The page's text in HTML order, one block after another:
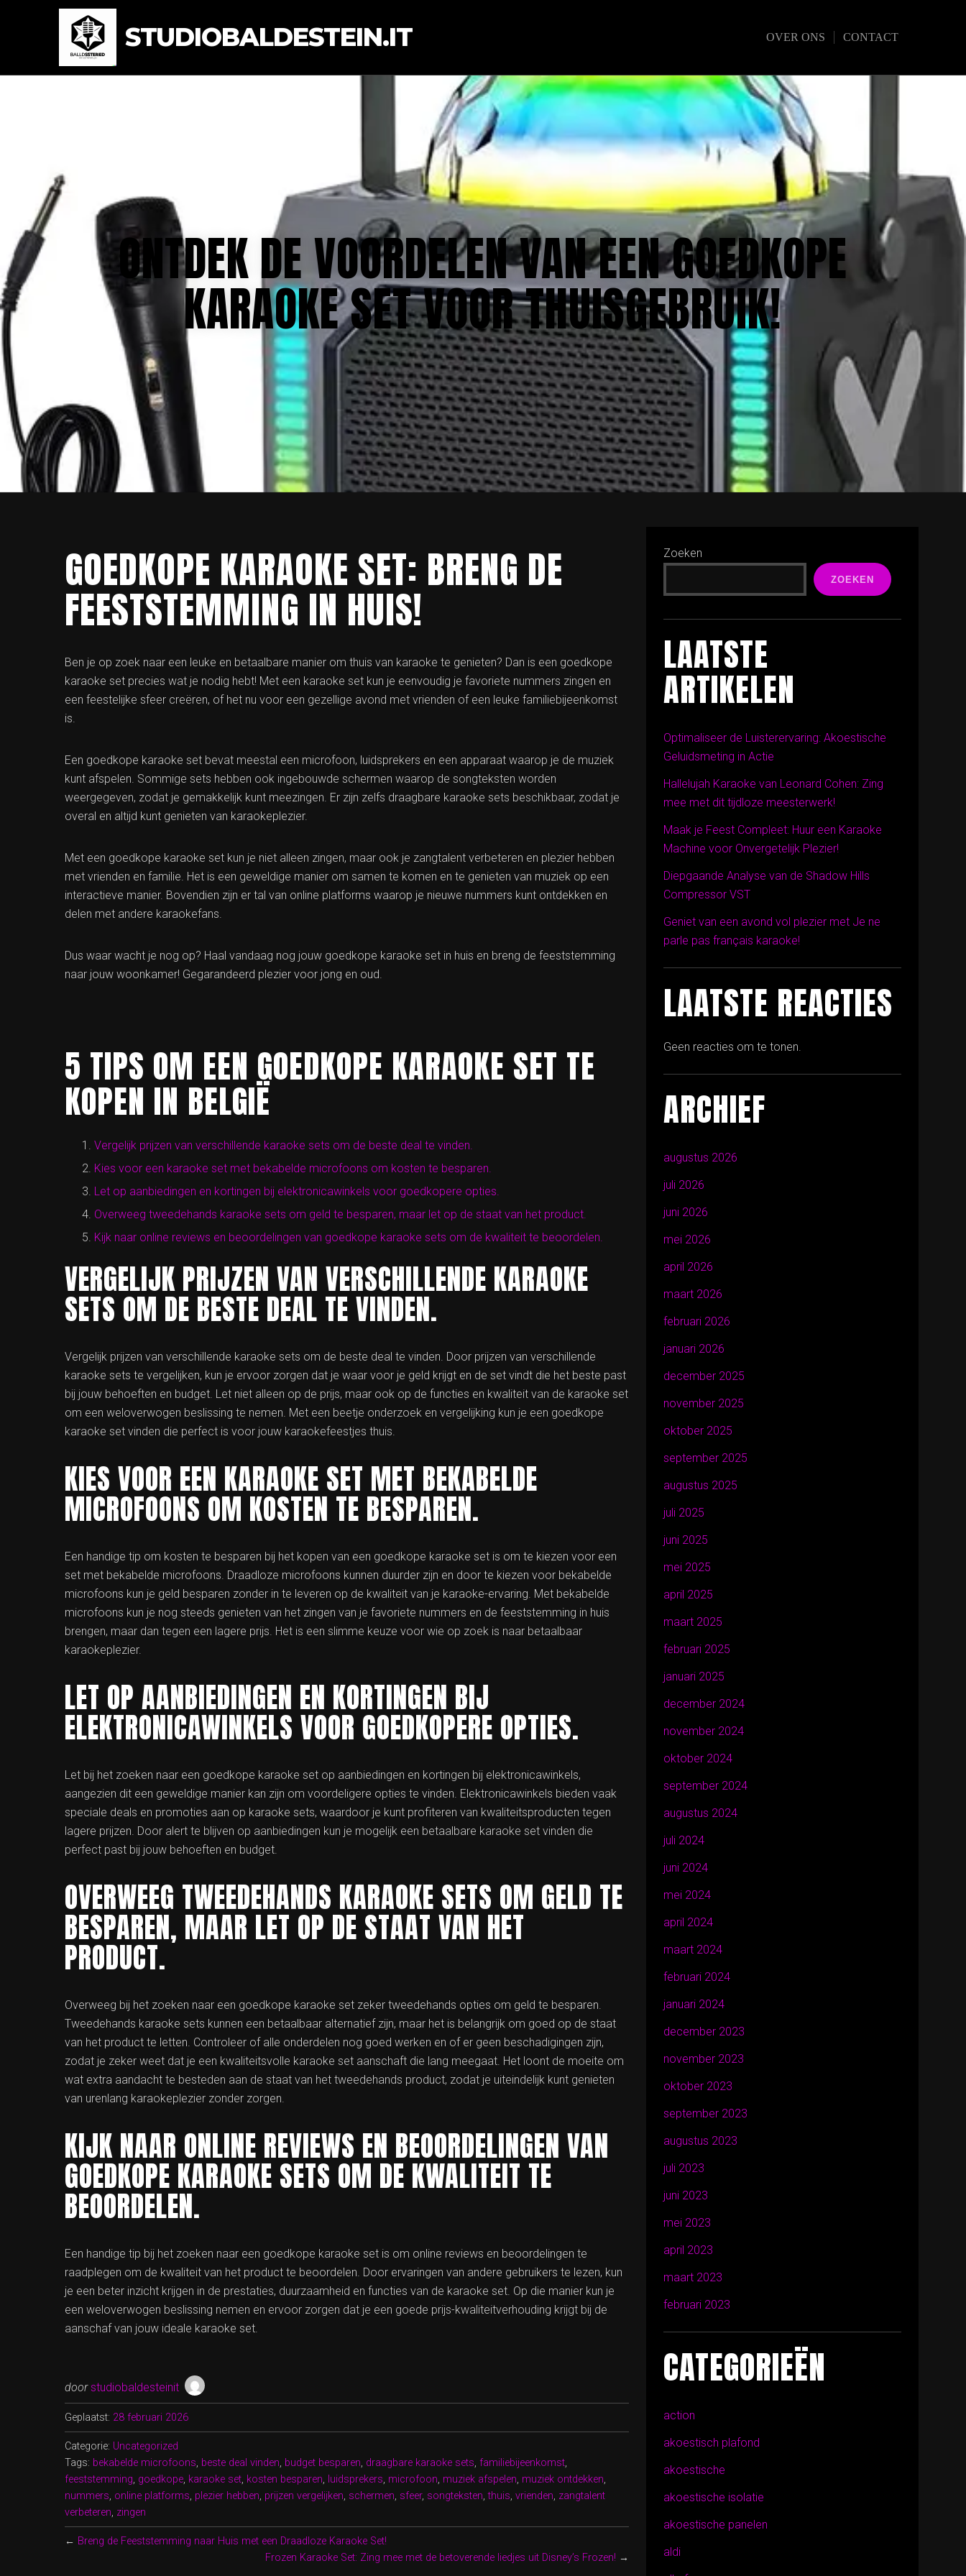
STUDIOBALDESTEIN.IT OVER ONS CONTACT
ONTDEK DE VOORDELEN VAN EEN GOEDKOPE
KARAOKE SET VOOR THUISGEBRUIK!
GOEDKOPE KARAOKE SET: BRENG DE
FEESTSTEMMING IN HUIS!
Ben je op zoek naar een leuke en betaalbare manier om thuis van karaoke te genieten? Dan is een goedkope
karaoke set precies wat je nodig hebt! Met een karaoke set kun je eenvoudig je favoriete nummers zingen en
een feestelijke sfeer creëren, of het nu voor een gezellige avond met vrienden of een leuke familiebijeenkomst
is.
Een goedkope karaoke set bevat meestal een microfoon, luidsprekers en een apparaat waarop je de muziek
kunt afspelen. Sommige sets hebben ook ingebouwde schermen waarop de songteksten worden
weergegeven, zodat je gemakkelijk kunt meezingen. Er zijn zelfs draagbare karaoke sets beschikbaar, zodat je
overal en altijd kunt genieten van karaokeplezier.
Met een goedkope karaoke set kun je niet alleen zingen, maar ook je zangtalent verbeteren en plezier hebben
met vrienden en familie. Het is een geweldige manier om samen te komen en te genieten van muziek op een
interactieve manier. Bovendien zijn er tal van online platforms waarop je nieuwe nummers kunt ontdekken en
delen met andere karaokefans.
Dus waar wacht je nog op? Haal vandaag nog jouw goedkope karaoke set in huis en breng de feeststemming
naar jouw woonkamer! Gegarandeerd plezier voor jong en oud.
5 TIPS OM EEN GOEDKOPE KARAOKE SET TE
KOPEN IN BELGIË
Vergelijk prijzen van verschillende karaoke sets om de beste deal te vinden.
Kies voor een karaoke set met bekabelde microfoons om kosten te besparen.
Let op aanbiedingen en kortingen bij elektronicawinkels voor goedkopere opties.
Overweeg tweedehands karaoke sets om geld te besparen, maar let op de staat van het product.
Kijk naar online reviews en beoordelingen van goedkope karaoke sets om de kwaliteit te beoordelen.
VERGELIJK PRIJZEN VAN VERSCHILLENDE KARAOKE
SETS OM DE BESTE DEAL TE VINDEN.
Vergelijk prijzen van verschillende karaoke sets om de beste deal te vinden. Door prijzen van verschillende
karaoke sets te vergelijken, kun je ervoor zorgen dat je waar voor je geld krijgt en de set vindt die het beste past
bij jouw behoeften en budget. Let niet alleen op de prijs, maar ook op de functies en kwaliteit van de karaoke set
om een weloverwogen beslissing te nemen. Met een beetje onderzoek en vergelijking kun je een goedkope
karaoke set vinden die perfect is voor jouw karaokefeestjes thuis.
KIES VOOR EEN KARAOKE SET MET BEKABELDE
MICROFOONS OM KOSTEN TE BESPAREN.
Een handige tip om kosten te besparen bij het kopen van een goedkope karaoke set is om te kiezen voor een
set met bekabelde microfoons. Draadloze microfoons kunnen duurder zijn en door te kiezen voor bekabelde
microfoons kun je geld besparen zonder in te leveren op de kwaliteit van je karaoke-ervaring. Met bekabelde
microfoons kun je nog steeds genieten van het zingen van je favoriete nummers en de feeststemming in huis
brengen, maar dan tegen een lagere prijs. Het is een slimme keuze voor wie op zoek is naar betaalbaar
karaokeplezier.
LET OP AANBIEDINGEN EN KORTINGEN BIJ
ELEKTRONICAWINKELS VOOR GOEDKOPERE OPTIES.
Let bij het zoeken naar een goedkope karaoke set op aanbiedingen en kortingen bij elektronicawinkels,
aangezien dit een geweldige manier kan zijn om voordeligere opties te vinden. Elektronicawinkels bieden vaak
speciale deals en promoties aan op karaoke sets, waardoor je kunt profiteren van kwaliteitsproducten tegen
lagere prijzen. Door alert te blijven op aanbiedingen kun je mogelijk een betaalbare karaoke set vinden die
perfect past bij jouw behoeften en budget.
OVERWEEG TWEEDEHANDS KARAOKE SETS OM GELD TE
BESPAREN, MAAR LET OP DE STAAT VAN HET
PRODUCT.
Overweeg bij het zoeken naar een goedkope karaoke set zeker tweedehands opties om geld te besparen.
Tweedehands karaoke sets kunnen een betaalbaar alternatief zijn, maar het is belangrijk om goed op de staat
van het product te letten. Controleer of alle onderdelen nog goed werken en of er geen beschadigingen zijn,
zodat je zeker weet dat je een kwaliteitsvolle karaoke set aanschaft die lang meegaat. Het loont de moeite om
wat extra aandacht te besteden aan de staat van het tweedehands product, zodat je uiteindelijk kunt genieten
van urenlang karaokeplezier zonder zorgen.
KIJK NAAR ONLINE REVIEWS EN BEOORDELINGEN VAN
GOEDKOPE KARAOKE SETS OM DE KWALITEIT TE
BEOORDELEN.
Een handige tip bij het zoeken naar een goedkope karaoke set is om online reviews en beoordelingen te
raadplegen om de kwaliteit van het product te beoordelen. Door ervaringen van andere gebruikers te lezen, kun
je een beter inzicht krijgen in de prestaties, duurzaamheid en functies van de karaoke set. Op die manier kun je
een weloverwogen beslissing nemen en ervoor zorgen dat je een goede prijs-kwaliteitverhouding krijgt bij de
aanschaf van jouw ideale karaoke set.
door studiobaldesteinit
Geplaatst: 28 februari 2026
Categorie: Uncategorized
Tags: bekabelde microfoons, beste deal vinden, budget besparen, draagbare karaoke sets, familiebijeenkomst,
feeststemming, goedkope, karaoke set, kosten besparen, luidsprekers, microfoon, muziek afspelen, muziek ontdekken,
nummers, online platforms, plezier hebben, prijzen vergelijken, schermen, sfeer, songteksten,thuis, vrienden, zangtalent
verbeteren, zingen
← Breng de Feeststemming naar Huis met een Draadloze Karaoke Set!
Frozen Karaoke Set: Zing mee met de betoverende liedjes uit Disney’s Frozen! →
Zoeken
ZOEKEN
LAATSTE
ARTIKELEN
Optimaliseer de Luisterervaring: Akoestische
Geluidsmeting in Actie
Hallelujah Karaoke van Leonard Cohen: Zing
mee met dit tijdloze meesterwerk!
Maak je Feest Compleet: Huur een Karaoke
Machine voor Onvergetelijk Plezier!
Diepgaande Analyse van de Shadow Hills
Compressor VST
Geniet van een avond vol plezier met Je ne
parle pas français karaoke!
LAATSTE REACTIES
Geen reacties om te tonen.
ARCHIEF
augustus 2026
juli 2026
juni 2026
mei 2026
april 2026
maart 2026
februari 2026
januari 2026
december 2025
november 2025
oktober 2025
september 2025
augustus 2025
juli 2025
juni 2025
mei 2025
april 2025
maart 2025
februari 2025
januari 2025
december 2024
november 2024
oktober 2024
september 2024
augustus 2024
juli 2024
juni 2024
mei 2024
april 2024
maart 2024
februari 2024
januari 2024
december 2023
november 2023
oktober 2023
september 2023
augustus 2023
juli 2023
juni 2023
mei 2023
april 2023
maart 2023
februari 2023
CATEGORIEËN
action
akoestisch plafond
akoestische
akoestische isolatie
akoestische panelen
aldi